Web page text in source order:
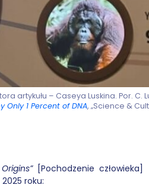
artykułu – Caseya Luskina. Por. C.
1 Percent of DNA, „Science &
[Pochodzenie człowieka]
roku: